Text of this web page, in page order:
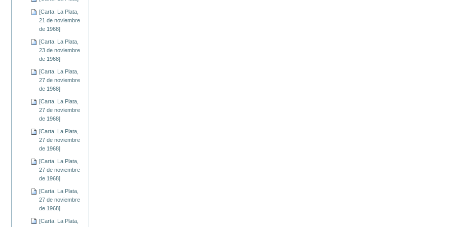
[Carta. La Plata,
21 de noviembre
de 1968]
[Carta. La Plata,
23 de noviembre
de 1968]
[Carta. La Plata,
27 de noviembre
de 1968]
[Carta. La Plata,
27 de noviembre
de 1968]
[Carta. La Plata,
27 de noviembre
de 1968]
[Carta. La Plata,
27 de noviembre
de 1968]
[Carta. La Plata,
27 de noviembre
de 1968]
[Carta. La Plata,